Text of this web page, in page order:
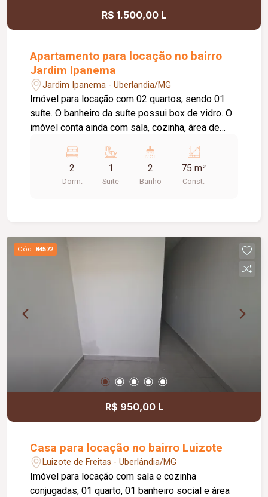
R$ 1.500,00 L
Apartamento para locação no bairro
Jardim Ipanema
Jardim Ipanema - Uberlandia/MG
Imóvel para locação com 02 quartos, sendo 01
suíte. O banheiro da suíte possui box de vidro. O
imóvel conta ainda com sala, cozinha, área de
vaga de estacionamento. Agende sua visita e
venha conhecer este imóvel. Estamos à
disposição para mais informações!
2
Dorm.
1
Suite
2
Banho
75 m²
Const.
Cód. 84572
R$ 950,00 L
Casa para locação no bairro Luizote
Luizote de Freitas - Uberlândia/MG
Imóvel para locação com sala e cozinha
conjugadas, 01 quarto, 01 banheiro social e área